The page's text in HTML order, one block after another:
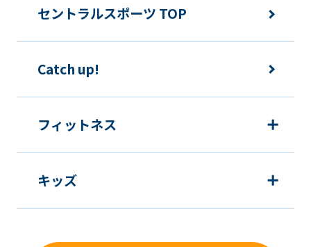
セントラルスポーツ TOP
Catch up!
フィットネス
キッズ